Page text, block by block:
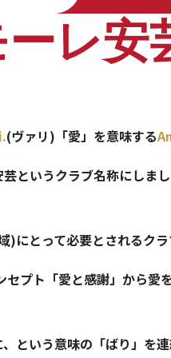
レ安
(ヴァリ)「愛」を意味する
というクラブ名称にしまし
にとって必要とされるクラ
プト「愛と感謝」から
という意味の「ばり」を連